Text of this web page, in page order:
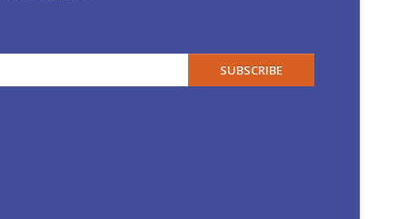
SUBSCRIBE